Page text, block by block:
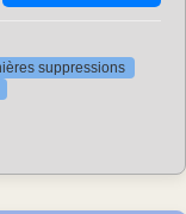
suppressions